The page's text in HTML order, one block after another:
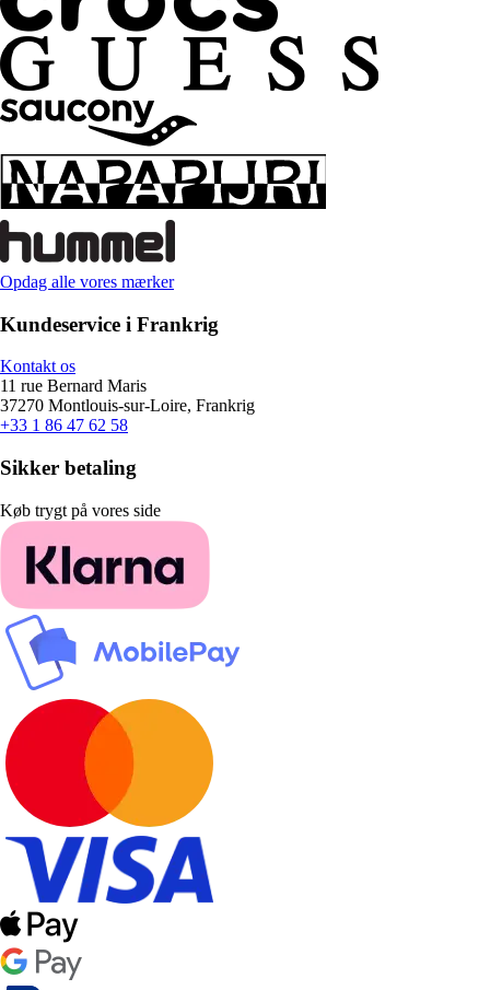
Opdag alle vores mærker
Kundeservice i Frankrig
Kontakt os
11 rue Bernard Maris
37270 Montlouis-sur-Loire, Frankrig
+33 1 86 47 62 58
Sikker betaling
Køb trygt på vores side